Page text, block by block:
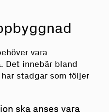
vara
Det innebär bland
stadgar som följer
ska anses vara